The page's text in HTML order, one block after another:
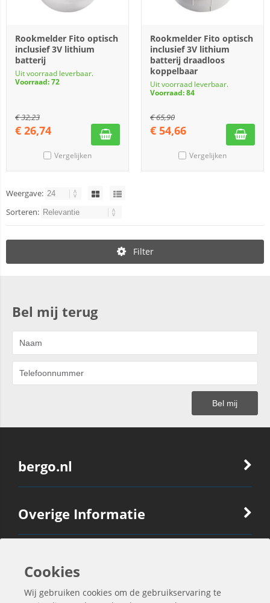
Rookmelder Fito optisch
inclusief 3V lithium
batterij
Uit voorraad leverbaar.
Voorraad: 72
€32,23
€ 26,74
Vergelijken
Rookmelder Fito optisch
inclusief 3V lithium
batterij draadloos
koppelbaar
Uit voorraad leverbaar.
Voorraad: 84
€65,90
€ 54,66
Vergelijken
Weergave:
Sorteren:
Filter
Bel mij terug
bergo.nl
Overige Informatie
Ook Interessant
Cookies
Wij gebruiken cookies om de gebruikservaring te